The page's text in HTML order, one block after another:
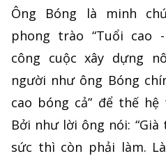
Ông Bóng là minh
phong trào “Tuổi cao
công cuộc xây dựng
người như ông Bóng
cao bóng cả” để thế
Bởi như lời ông nói:
sức thì còn phải làm.